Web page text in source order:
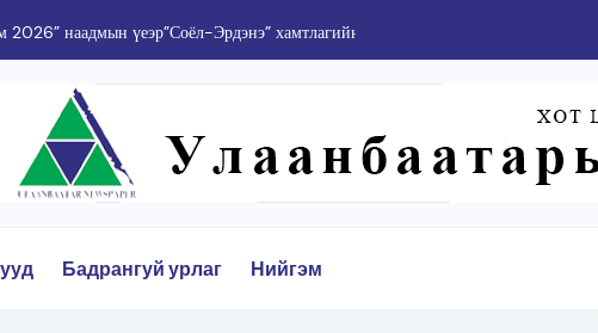
наадмын үеэр”Соёл-Эрдэнэ” хамтлагийн 55...
Бадрангуй урлаг Нийгэм